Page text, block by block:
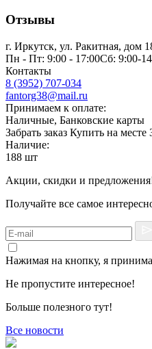
Отзывы
г. Иркутск, ул. Ракитная, дом
Пн - Пт: 9:00 - 17:00Сб: 9:00-
Контакты
8 (3952) 707-034
fantorg38@mail.ru
Принимаем к оплате:
Наличные, Банковские карты
Забрать заказ Купить на месте
Наличие:
188 шт
Акции, скидки и
Получайте все самое
Нажимая на кнопку, я
Не пропустите интересное!
Больше полезного тут!
Все новости